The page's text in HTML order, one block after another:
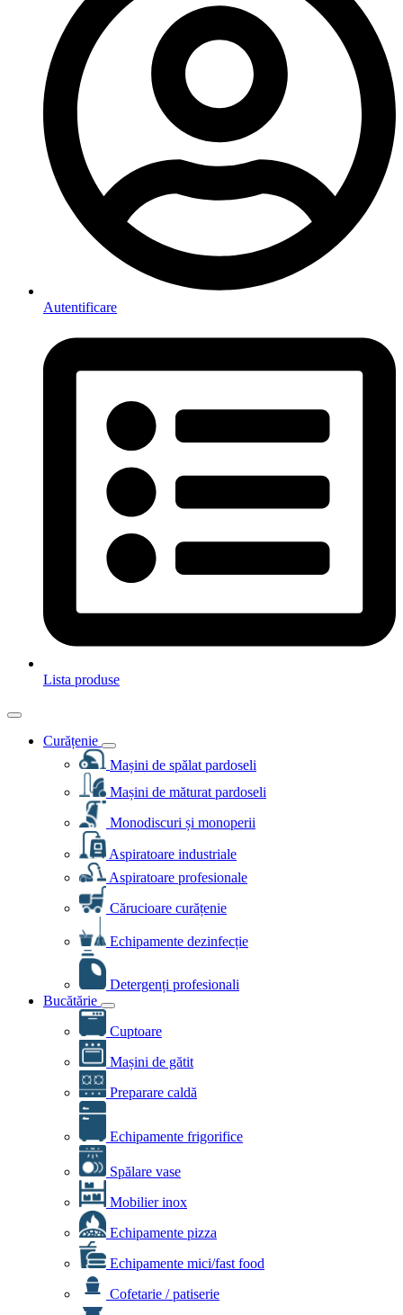
Autentificare
Lista produse
Curățenie
Mașini de spălat pardoseli
Mașini de măturat pardoseli
Monodiscuri și monoperii
Aspiratoare industriale
Aspiratoare profesionale
Cărucioare curățenie
Echipamente dezinfecție
Detergenți profesionali
Bucătărie
Cuptoare
Mașini de gătit
Preparare caldă
Echipamente frigorifice
Spălare vase
Mobilier inox
Echipamente pizza
Echipamente mici/fast food
Cofetarie / patiserie